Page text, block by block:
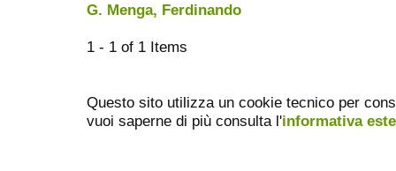
G. Menga, Ferdinando
1 - 1 of 1 Items
Questo sito utilizza un cookie tecnico per
vuoi saperne di più consulta l'informativa